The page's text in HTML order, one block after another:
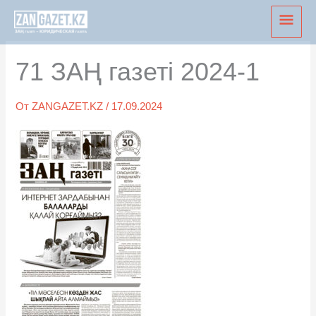
Перейти
содержимому
71 ЗАҢ газеті 2024-1
ОтZANGAZET.KZ/ 17.09.2024